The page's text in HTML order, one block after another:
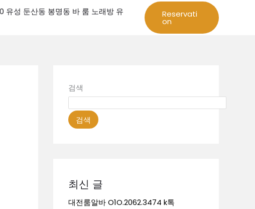
성 둔산동 봉명동 바 룸 노래방 유
Reservati
on
검색
검색
최신 글
대전룸알바 O1O.2062.3474 k톡